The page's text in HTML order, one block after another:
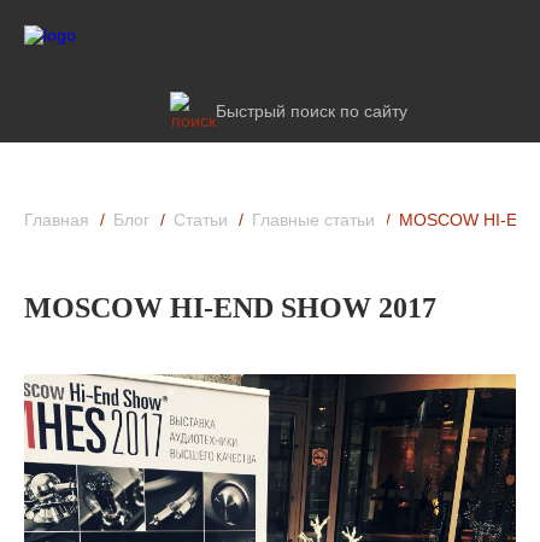
Быстрый поиск по сайту
Главная Блог Статьи Главные статьи MOSCOW HI-
MOSCOW HI-END SHOW 2017